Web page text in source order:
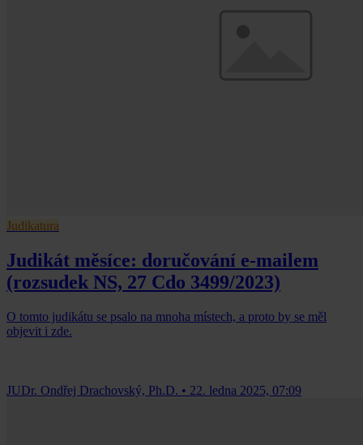
Judikatura
Judikát měsíce: doručování e-mailem
(rozsudek NS, 27 Cdo 3499/2023)
O tomto judikátu se psalo na mnoha místech, a proto by se měl
objevit i zde.
JUDr. Ondřej Drachovský, Ph.D. • 22. ledna 2025, 07:09